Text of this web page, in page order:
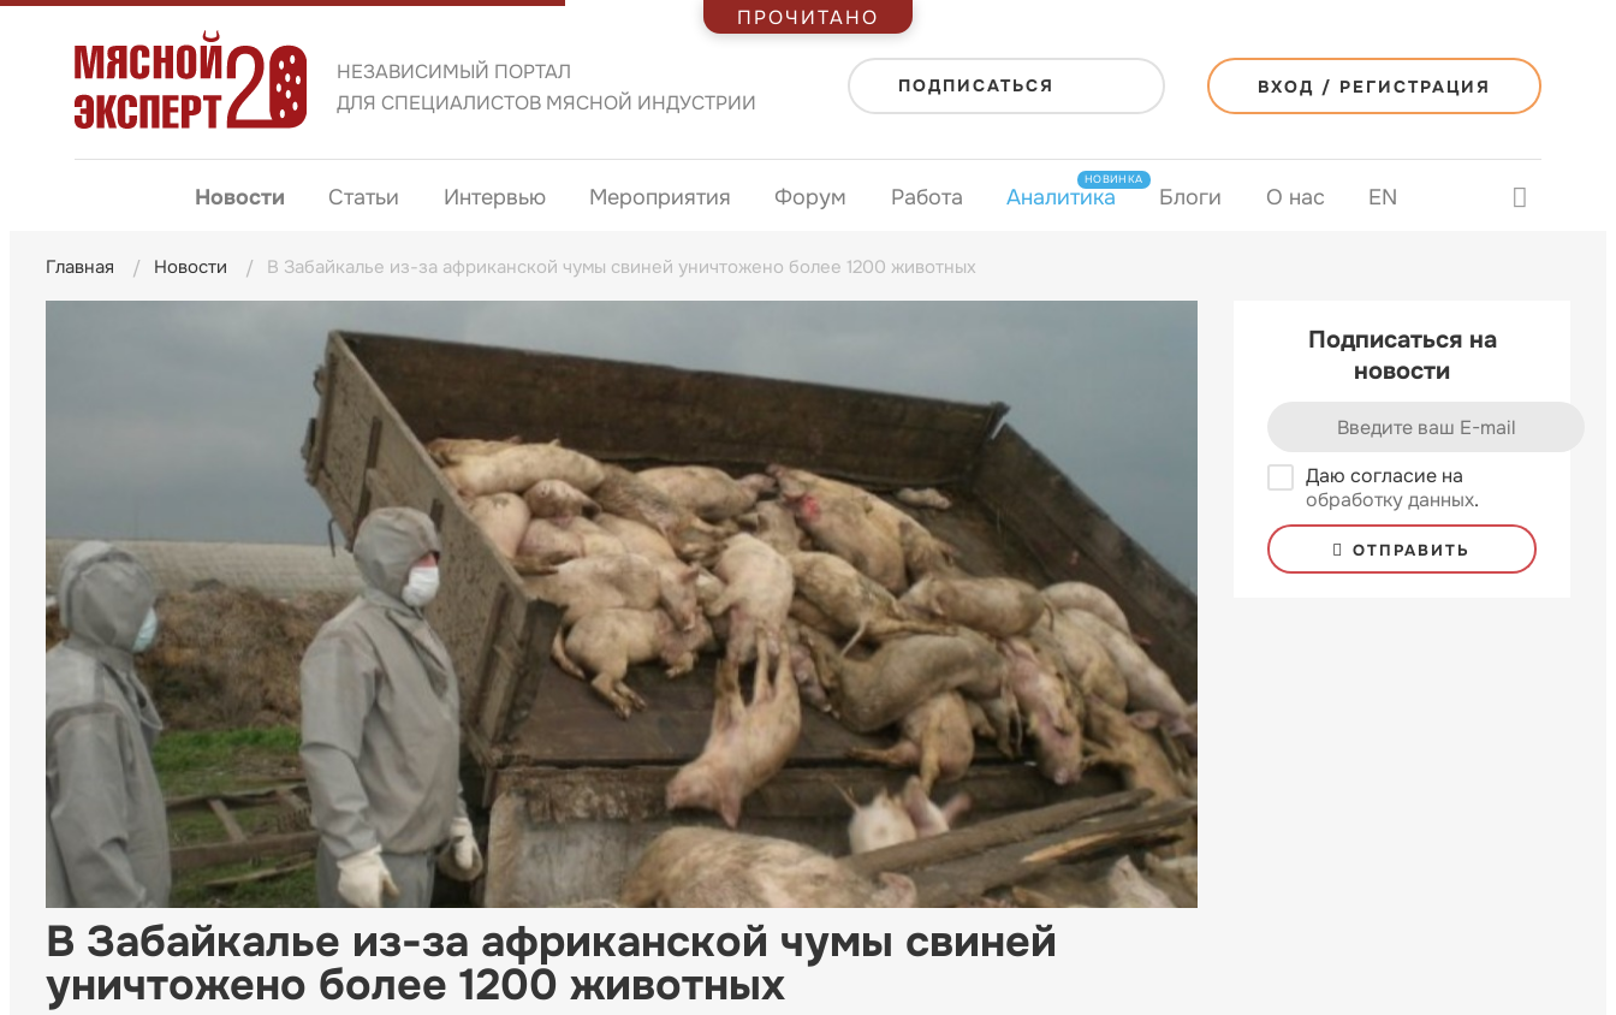
НЕЗАВИСИМЫЙ ПОРТАЛ
ДЛЯ СПЕЦИАЛИСТОВ МЯСНОЙ ИНДУСТРИИ
ПОДПИСАТЬСЯ ВХОД / РЕГИСТРАЦИЯ
Новости Статьи Интервью Мероприятия Форум Работа Аналитика
НОВИНКА
Блоги О нас EN
Главная Новости В Забайкалье из-за африканской чумы свиней уничтожено более 1200 животных
В Забайкалье из-за африканской чумы свиней
уничтожено более 1200 животных
Подписаться на
новости
Даю согласие на
обработку данных.
ОТПРАВИТЬ
ПРОЧИТАНО